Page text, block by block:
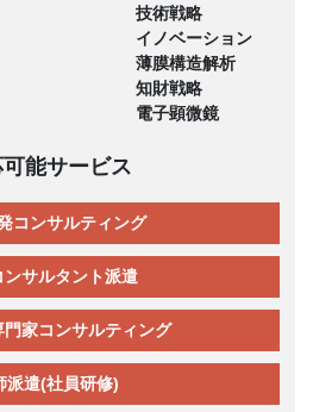
技術戦略
イノベーション
薄膜構造解析
知財戦略
電子顕微鏡
能サービス
コンサルティング
ンサルタント派遣
門家コンサルティング
派遣(社員研修)